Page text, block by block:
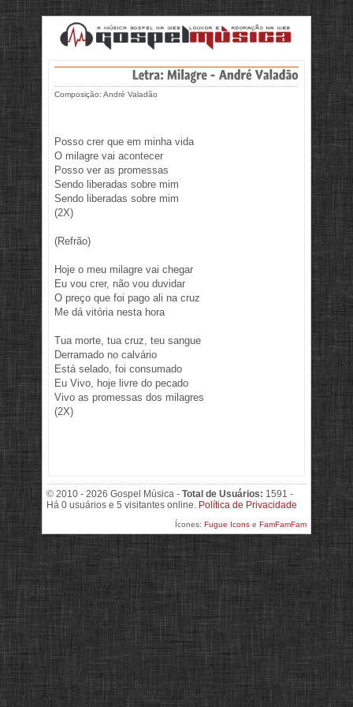
Composição: André Valadão
Posso crer que em minha vida
O milagre vai acontecer
Posso ver as promessas
Sendo liberadas sobre mim
Sendo liberadas sobre mim
(2X)
(Refrão)
Hoje o meu milagre vai chegar
Eu vou crer, não vou duvidar
O preço que foi pago ali na cruz
Me dá vitória nesta hora
Tua morte, tua cruz, teu sangue
Derramado no calvário
Está selado, foi consumado
Eu Vivo, hoje livre do pecado
Vivo as promessas dos milagres
(2X)
© 2010 - 2026 Gospel Música - Total de Usuários: 1591 -
Há 0 usuários e 5 visitantes online. Política de Privacidade
Ícones: Fugue Icons e FamFamFam